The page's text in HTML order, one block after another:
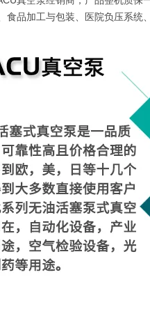
食品加工与包装、医院负压系